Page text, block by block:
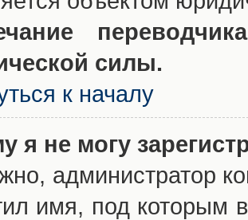
силы.
к началу
я не могу
администратор
имя, под которым